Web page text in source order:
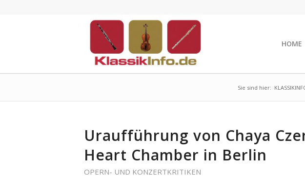
HOME
Sie sind hier:
Uraufführung von Chaya
Heart Chamber in Berlin
OPERN- UND KONZERTKRITIKEN